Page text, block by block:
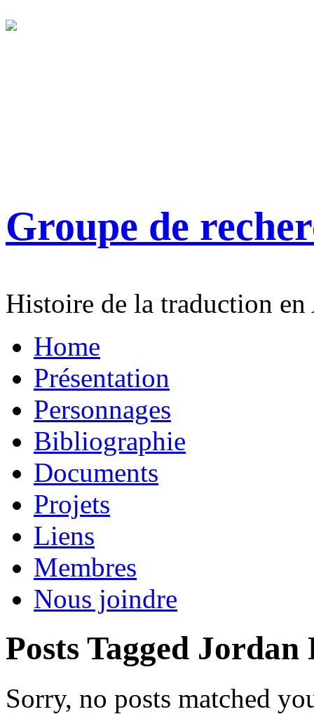
Groupe de
Histoire de la traduction
Home
Présentation
Personnages
Bibliographie
Documents
Projets
Liens
Membres
Nous joindre
Posts Tagged Jordan
Sorry, no posts matched